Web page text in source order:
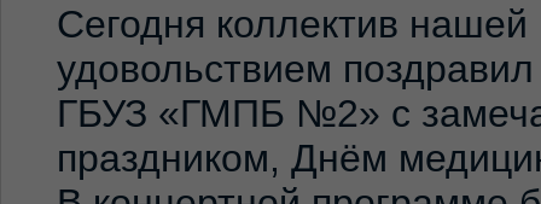
Сегодня коллектив
удовольствием
ГБУЗ «ГМПБ №2» с
праздником, Днём